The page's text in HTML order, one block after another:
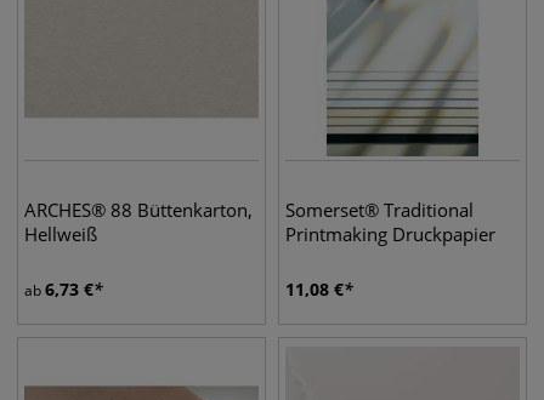
ARCHES® 88 Büttenkarton,
Hellweiß
ab6,73 €
Somerset® Traditional
Printmaking Druckpapier
11,08 €